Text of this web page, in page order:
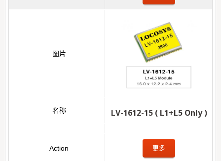
LV-1612-15 ( L1+L5 Only )
更多